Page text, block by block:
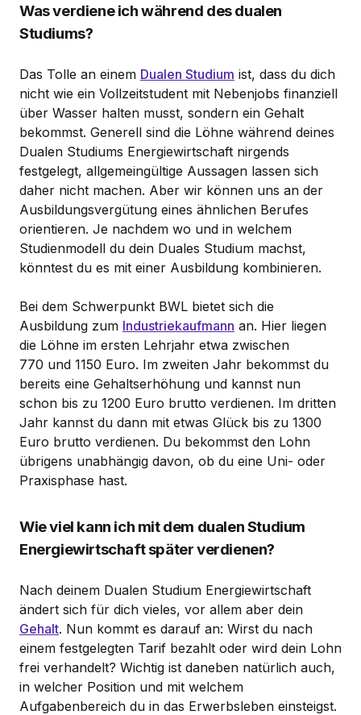
Was verdiene ich während des dualen
Studiums?
Das Tolle an einem Dualen Studium ist, dass du dich
nicht wie ein Vollzeitstudent mit Nebenjobs finanziell
über Wasser halten musst, sondern ein Gehalt
bekommst. Generell sind die Löhne während deines
Dualen Studiums Energiewirtschaft nirgends
festgelegt, allgemeingültige Aussagen lassen sich
daher nicht machen. Aber wir können uns an der
Ausbildungsvergütung eines ähnlichen Berufes
orientieren. Je nachdem wo und in welchem
Studienmodell du dein Duales Studium machst,
könntest du es mit einer Ausbildung kombinieren.
Bei dem Schwerpunkt BWL bietet sich die
Ausbildung zum Industriekaufmann an. Hier liegen
die Löhne im ersten Lehrjahr etwa zwischen
770 und 1150 Euro. Im zweiten Jahr bekommst du
bereits eine Gehaltserhöhung und kannst nun
schon bis zu 1200 Euro brutto verdienen. Im dritten
Jahr kannst du dann mit etwas Glück bis zu 1300
Euro brutto verdienen. Du bekommst den Lohn
übrigens unabhängig davon, ob du eine Uni- oder
Praxisphase hast.
Wie viel kann ich mit dem dualen Studium
Energiewirtschaft später verdienen?
Nach deinem Dualen Studium Energiewirtschaft
ändert sich für dich vieles, vor allem aber dein
Gehalt. Nun kommt es darauf an: Wirst du nach
einem festgelegten Tarif bezahlt oder wird dein Lohn
frei verhandelt? Wichtig ist daneben natürlich auch,
in welcher Position und mit welchem
Aufgabenbereich du in das Erwerbsleben einsteigst.